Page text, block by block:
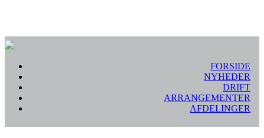
FORSIDE
NYHEDER
DRIFT
ARRANGEMENTER
AFDELINGER